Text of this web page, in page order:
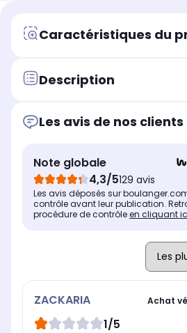
Caractéristiques du
Description
Les avis de nos clients
Note globale
4,3/5129 avis
Les avis déposés sur
contrôle avant leur publication.
procédure de contrôleen cliquant
ZACKARIA Achat
1/5